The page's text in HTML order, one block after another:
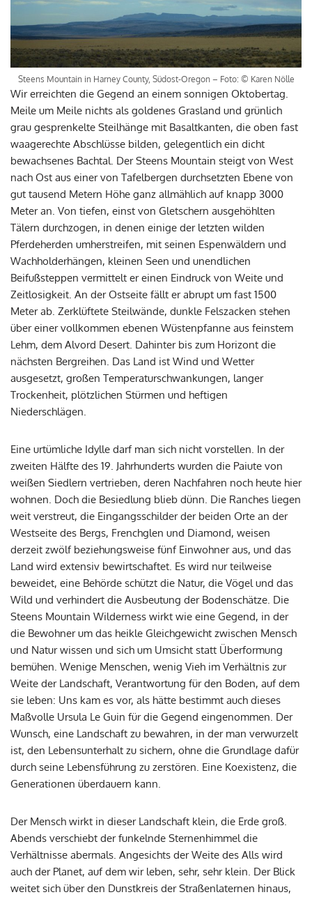
Steens Mountain in Harney County, Südost-Oregon – Foto: © Karen Nölle
Wir erreichten die Gegend an einem sonnigen Oktobertag.
Meile um Meile nichts als goldenes Grasland und grünlich
grau gesprenkelte Steilhänge mit Basaltkanten, die oben fast
waagerechte Abschlüsse bilden, gelegentlich ein dicht
bewachsenes Bachtal. Der Steens Mountain steigt von West
nach Ost aus einer von Tafelbergen durchsetzten Ebene von
gut tausend Metern Höhe ganz allmählich auf knapp 3000
Meter an. Von tiefen, einst von Gletschern ausgehöhlten
Tälern durchzogen, in denen einige der letzten wilden
Pferdeherden umherstreifen, mit seinen Espenwäldern und
Wachholderhängen, kleinen Seen und unendlichen
Beifußsteppen vermittelt er einen Eindruck von Weite und
Zeitlosigkeit. An der Ostseite fällt er abrupt um fast 1500
Meter ab. Zerklüftete Steilwände, dunkle Felszacken stehen
über einer vollkommen ebenen Wüstenpfanne aus feinstem
Lehm, dem Alvord Desert. Dahinter bis zum Horizont die
nächsten Bergreihen. Das Land ist Wind und Wetter
ausgesetzt, großen Temperaturschwankungen, langer
Trockenheit, plötzlichen Stürmen und heftigen
Niederschlägen.
Eine urtümliche Idylle darf man sich nicht vorstellen. In der
zweiten Hälfte des 19. Jahrhunderts wurden die Paiute von
weißen Siedlern vertrieben, deren Nachfahren noch heute hier
wohnen. Doch die Besiedlung blieb dünn. Die Ranches liegen
weit verstreut, die Eingangsschilder der beiden Orte an der
Westseite des Bergs, Frenchglen und Diamond, weisen
derzeit zwölf beziehungsweise fünf Einwohner aus, und das
Land wird extensiv bewirtschaftet. Es wird nur teilweise
beweidet, eine Behörde schützt die Natur, die Vögel und das
Wild und verhindert die Ausbeutung der Bodenschätze. Die
Steens Mountain Wilderness wirkt wie eine Gegend, in der
die Bewohner um das heikle Gleichgewicht zwischen Mensch
und Natur wissen und sich um Umsicht statt Überformung
bemühen. Wenige Menschen, wenig Vieh im Verhältnis zur
Weite der Landschaft, Verantwortung für den Boden, auf dem
sie leben: Uns kam es vor, als hätte bestimmt auch dieses
Maßvolle Ursula Le Guin für die Gegend eingenommen. Der
Wunsch, eine Landschaft zu bewahren, in der man verwurzelt
ist, den Lebensunterhalt zu sichern, ohne die Grundlage dafür
durch seine Lebensführung zu zerstören. Eine Koexistenz, die
Generationen überdauern kann.
Der Mensch wirkt in dieser Landschaft klein, die Erde groß.
Abends verschiebt der funkelnde Sternenhimmel die
Verhältnisse abermals. Angesichts der Weite des Alls wird
auch der Planet, auf dem wir leben, sehr, sehr klein. Der Blick
weitet sich über den Dunstkreis der Straßenlaternen hinaus,